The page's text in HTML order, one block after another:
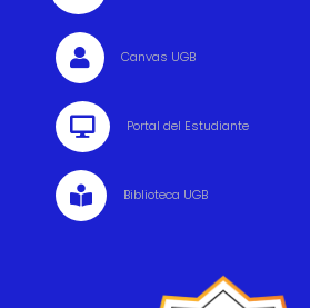
 Canvas UGB
 Portal del Estudiante
 Biblioteca UGB